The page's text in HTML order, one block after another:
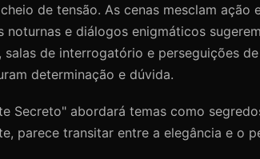
de tensão. As cenas mesclam
e diálogos enigmáticos
de interrogatório e perseguições
determinação e dúvida.
Secreto" abordará temas como
parece transitar entre a elegância e o